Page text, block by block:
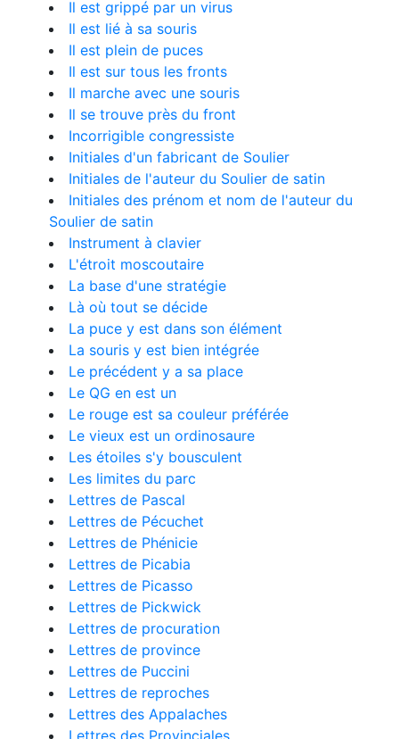
Il est grippé par un virus
Il est lié à sa souris
Il est plein de puces
Il est sur tous les fronts
Il marche avec une souris
Il se trouve près du front
Incorrigible congressiste
Initiales d'un fabricant de Soulier
Initiales de l'auteur du Soulier de satin
Initiales des prénom et nom de l'auteur du
Soulier de satin
Instrument à clavier
L'étroit moscoutaire
La base d'une stratégie
Là où tout se décide
La puce y est dans son élément
La souris y est bien intégrée
Le précédent y a sa place
Le QG en est un
Le rouge est sa couleur préférée
Le vieux est un ordinosaure
Les étoiles s'y bousculent
Les limites du parc
Lettres de Pascal
Lettres de Pécuchet
Lettres de Phénicie
Lettres de Picabia
Lettres de Picasso
Lettres de Pickwick
Lettres de procuration
Lettres de province
Lettres de Puccini
Lettres de reproches
Lettres des Appalaches
Lettres des Provinciales